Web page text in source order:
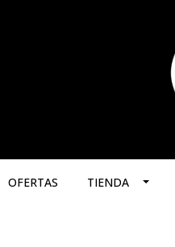
OFERTAS TIENDA